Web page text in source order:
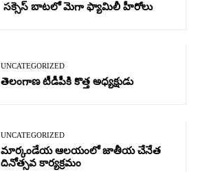
సక్సెస్ బాటలో మెగా ఫ్యామిలీ హీరోలు
UNCATEGORIZED
తెలంగాణ టీడీపీకి కొత్త అధ్యక్షుడు
UNCATEGORIZED
మార్కండేయ ఆలయంలో జాతీయ చేనేత
దినోత్సవ కార్యక్రమం